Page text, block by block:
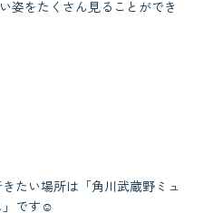
姿をたくさん見ることができ
たい場所は「角川武蔵野ミュ
」です☺︎